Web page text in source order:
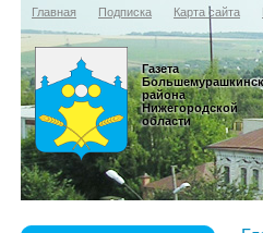
Главная Подписка Карта сайта
Газета
района
Нижегородской
области